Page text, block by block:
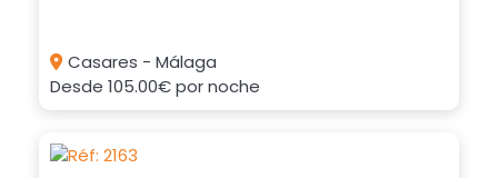
Casares - Málaga
Desde 105.00€por noche